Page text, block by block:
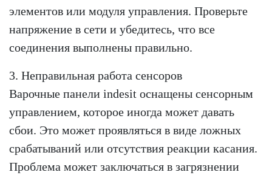
элементов или модуля управления. Проверьте
напряжение в сети и убедитесь, что все
соединения выполнены правильно.
3. Неправильная работа сенсоров
Варочные панели indesit оснащены сенсорным
управлением, которое иногда может давать
сбои. Это может проявляться в виде ложных
срабатываний или отсутствия реакции касания.
Проблема может заключаться в загрязнении